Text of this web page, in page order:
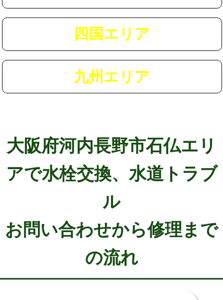
※給水管工事は20mmまでの価格です。
四国エリア
九州エリア
大阪府河内長野市石仏エリ
アで水栓交換、水道トラブ
ル
お問い合わせから修理まで
の流れ